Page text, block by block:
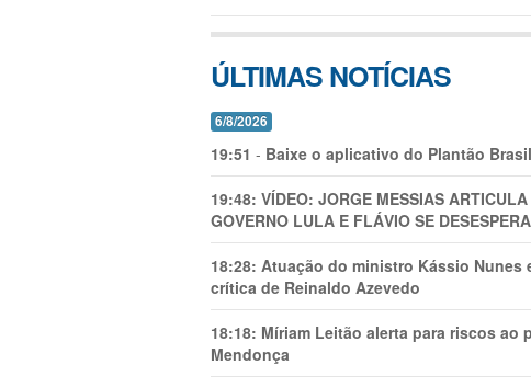
ÚLTIMAS NOTÍCIAS
6/8/2026
19:51 - Baixe o aplicativo do Plantão
19:48: VÍDEO: JORGE MESSIAS
GOVERNO LULA E FLÁVIO SE
18:28: Atuação do ministro Kássio Nunes
crítica de Reinaldo Azevedo
18:18: Míriam Leitão alerta para riscos
Mendonça